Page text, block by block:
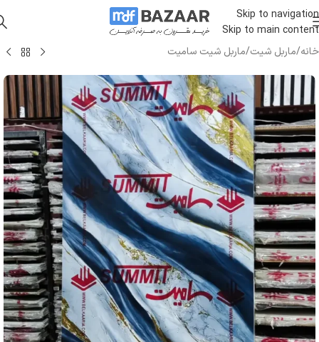
Skip to navigation
Skip to main content
خانه/ماربل شیت/ماربل شیت سامیت